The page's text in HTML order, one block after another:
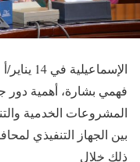
فهمي بشارة، أهمية دور
المشروعات الخدمية
بين الجهاز التنفيذي
ذلك خلال